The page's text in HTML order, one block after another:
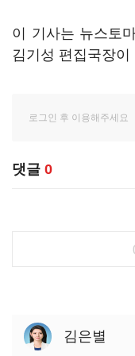
이 기사는 뉴스토
김기성 편집국장이
댓글 0
김은별